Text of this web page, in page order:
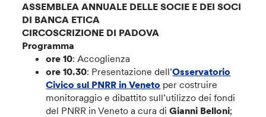
ASSEMBLEA ANNUALE DELLE SOCIE E DEI SOCI
DI BANCA ETICA
CIRCOSCRIZIONE DI PADOVA
Programma
ore 10: Accoglienza
ore 10.30: Presentazione dell’Osservatorio
Civico sul PNRR in Veneto per costruire
monitoraggio e dibattito sull’utilizzo dei fondi
del PNRR in Veneto a cura diGianni Belloni;